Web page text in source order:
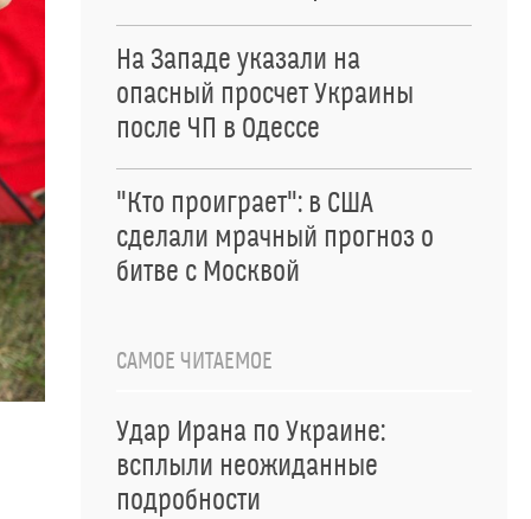
На Западе указали на
опасный просчет Украины
после ЧП в Одессе
"Кто проиграет": в США
сделали мрачный прогноз о
битве с Москвой
САМОЕ ЧИТАЕМОЕ
Удар Ирана по Украине:
всплыли неожиданные
подробности